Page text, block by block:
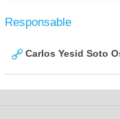
Responsable
Carlos Yesid Soto